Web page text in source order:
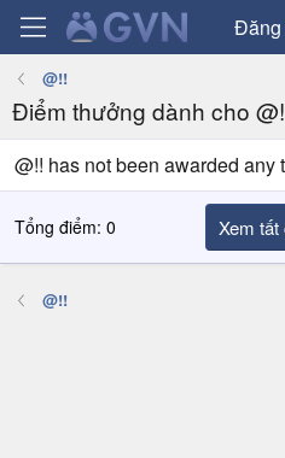
Đăng
@!!
Điểm thưởng dành cho
@!! has not been awarded any
Tổng điểm: 0 Xem
@!!